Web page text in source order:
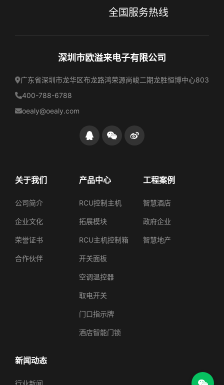
全国服务热线
深圳市欧溢来电子有限公司
广东省深圳市龙华区布龙路鸿荣源尚峻二期龙胜恒博中心803
400-788-6788
oealy@oealy.com
关于我们
公司简介‌
‌企业文化‌
‌荣誉证书‌
‌合作伙伴‌
产品中心
RCU控制主机‌
拓展模块
‌RCU主机控制箱‌
‌开关面板‌
‌空调温控器‌
‌取电开关‌
‌门口指示牌‌
‌酒店智能门锁‌
工程案例
‌智慧酒店
‌政府‌企业
‌智慧地产‌
新闻动态
‌行业新闻‌